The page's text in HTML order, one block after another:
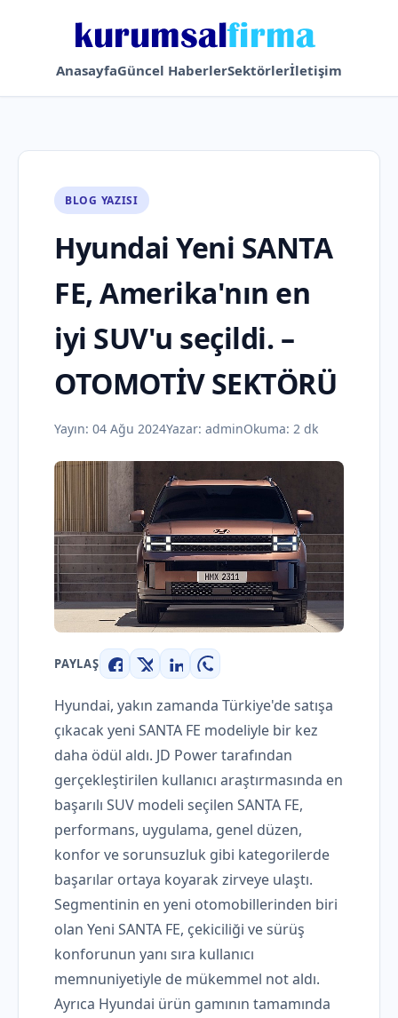
AnasayfaGüncel HaberlerSektörlerİletişim
BLOG YAZISI
Hyundai Yeni SANTA
FE, Amerika'nın en
iyi SUV'u seçildi. –
OTOMOTİV SEKTÖRÜ
Yayın: 04 Ağu 2024Yazar: adminOkuma: 2 dk
PAYLAŞ
Facebook
X LinkedInWhatsApp
Hyundai, yakın zamanda Türkiye'de satışa
çıkacak yeni SANTA FE modeliyle bir kez
daha ödül aldı. JD Power tarafından
gerçekleştirilen kullanıcı araştırmasında en
başarılı SUV modeli seçilen SANTA FE,
performans, uygulama, genel düzen,
konfor ve sorunsuzluk gibi kategorilerde
başarılar ortaya koyarak zirveye ulaştı.
Segmentinin en yeni otomobillerinden biri
olan Yeni SANTA FE, çekiciliği ve sürüş
konforunun yanı sıra kullanıcı
memnuniyetiyle de mükemmel not aldı.
Ayrıca Hyundai ürün gamının tamamında